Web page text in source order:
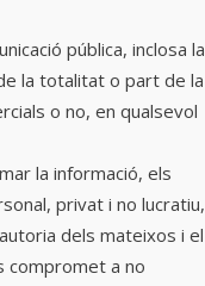
pública, inclosa la
la totalitat o part de la
o no, en qualsevol
la informació, els
privat i no lucratiu,
dels mateixos i el
compromet a no